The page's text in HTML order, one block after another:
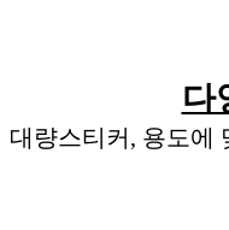
다
대량스티커, 용도에